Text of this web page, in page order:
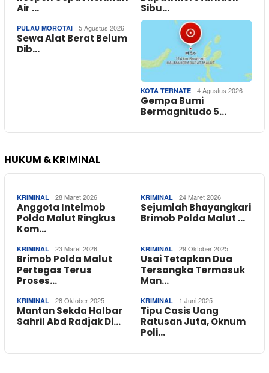
Air …
Sibu…
PULAU MOROTAI 5 Agustus 2026
Sewa Alat Berat Belum
Dib…
KOTA TERNATE 4 Agustus 2026
Gempa Bumi
Bermagnitudo 5…
HUKUM & KRIMINAL
KRIMINAL 28 Maret 2026
Anggota Intelmob
Polda Malut Ringkus
Kom…
KRIMINAL 24 Maret 2026
Sejumlah Bhayangkari
Brimob Polda Malut …
KRIMINAL 23 Maret 2026
Brimob Polda Malut
Pertegas Terus
Proses…
KRIMINAL 29 Oktober 2025
Usai Tetapkan Dua
Tersangka Termasuk
Man…
KRIMINAL 28 Oktober 2025
Mantan Sekda Halbar
Sahril Abd Radjak Di…
KRIMINAL 1 Juni 2025
Tipu Casis Uang
Ratusan Juta, Oknum
Poli…